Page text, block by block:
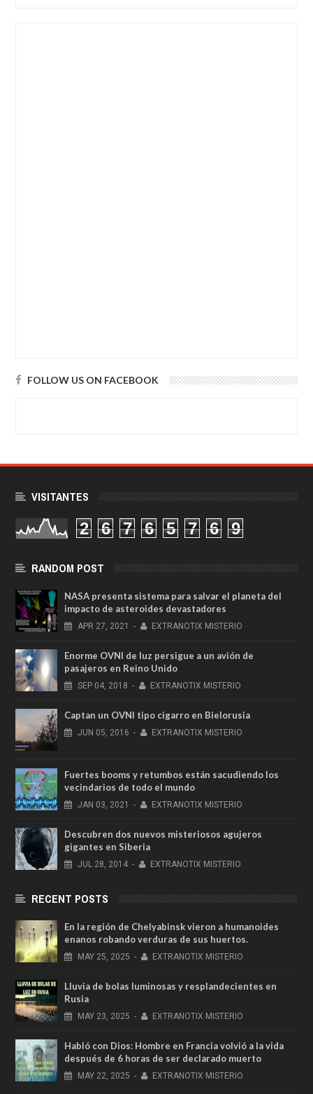
FOLLOW US ON FACEBOOK
VISITANTES
2 6 7 6 5 7 6 9
RANDOM POST
NASA presenta sistema para salvar el planeta del
impacto de asteroides devastadores
APR 27, 2021 - EXTRANOTIX MISTERIO
Enorme OVNI de luz persigue a un avión de
pasajeros en Reino Unido
SEP 04, 2018 - EXTRANOTIX MISTERIO
Captan un OVNI tipo cigarro en Bielorusia
JUN 05, 2016 - EXTRANOTIX MISTERIO
Fuertes booms y retumbos están sacudiendo los
vecindarios de todo el mundo
JAN 03, 2021 - EXTRANOTIX MISTERIO
Descubren dos nuevos misteriosos agujeros
gigantes en Siberia
JUL 28, 2014 - EXTRANOTIX MISTERIO
RECENT POSTS
En la región de Chelyabinsk vieron a humanoides
enanos robando verduras de sus huertos.
MAY 25, 2025 - EXTRANOTIX MISTERIO
Lluvia de bolas luminosas y resplandecientes en
Rusia
MAY 23, 2025 - EXTRANOTIX MISTERIO
Habló con Dios: Hombre en Francia volvió a la vida
después de 6 horas de ser declarado muerto
MAY 22, 2025 - EXTRANOTIX MISTERIO